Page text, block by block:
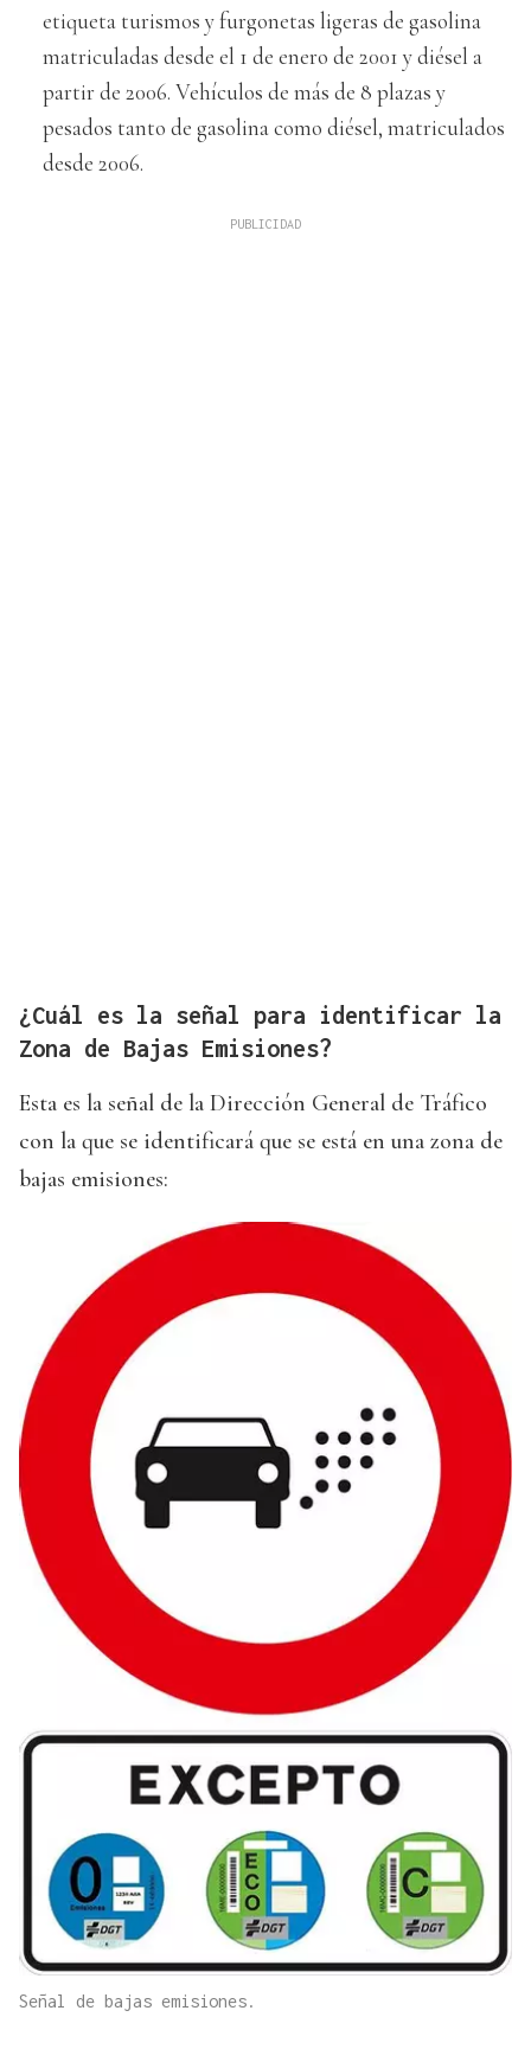
etiqueta turismos y furgonetas ligeras de gasolina
matriculadas desde el 1 de enero de 2001 y diésel a
partir de 2006. Vehículos de más de 8 plazas y
pesados tanto de gasolina como diésel, matriculados
desde 2006.
¿Cuál es la señal para identificar la
Zona de Bajas Emisiones?
Esta es la señal de la Dirección General de Tráfico
con la que se identificará que se está en una zona de
bajas emisiones:
Señal de bajas emisiones.